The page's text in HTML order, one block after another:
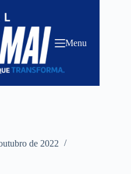
Menu
de 2022